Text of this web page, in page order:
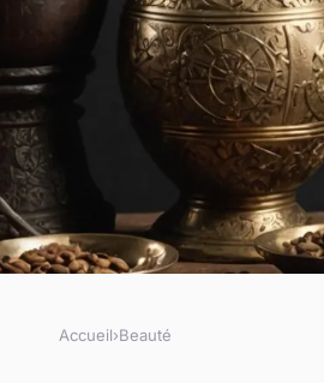
Accueil›Beauté